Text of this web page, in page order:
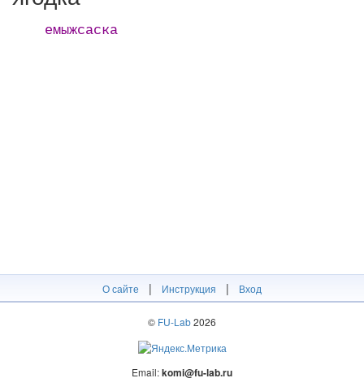
емыжсаска
О сайте | Инструкция | Вход
© FU-Lab2026
Email:komi@fu-lab.ru